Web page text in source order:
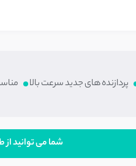
پردازنده های جدید سرعت بالا
شما می توانید از طریق تماس با